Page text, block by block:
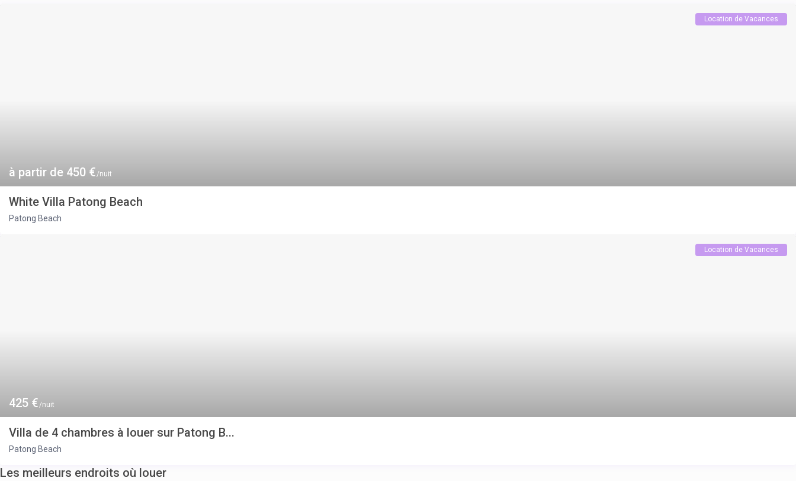
Location de Vacances
à partir de 450 €/nuit
White Villa Patong Beach
Patong Beach
Location de Vacances
425 €/nuit
Villa de 4 chambres à louer sur Patong B...
Patong Beach
Les meilleurs endroits où louer